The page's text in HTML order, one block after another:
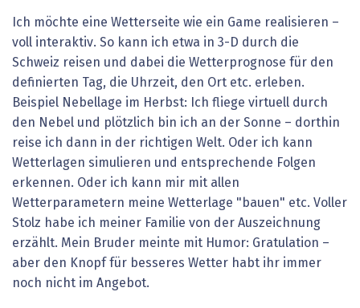
Ich möchte eine Wetterseite wie ein Game realisieren –
voll interaktiv. So kann ich etwa in 3-D durch die
Schweiz reisen und dabei die Wetterprognose für den
definierten Tag, die Uhrzeit, den Ort etc. erleben.
Beispiel Nebellage im Herbst: Ich fliege virtuell durch
den Nebel und plötzlich bin ich an der Sonne – dorthin
reise ich dann in der richtigen Welt. Oder ich kann
Wetterlagen simulieren und entsprechende Folgen
erkennen. Oder ich kann mir mit allen
Wetterparametern meine Wetterlage "bauen" etc. Voller
Stolz habe ich meiner Familie von der Auszeichnung
erzählt. Mein Bruder meinte mit Humor: Gratulation –
aber den Knopf für besseres Wetter habt ihr immer
noch nicht im Angebot.